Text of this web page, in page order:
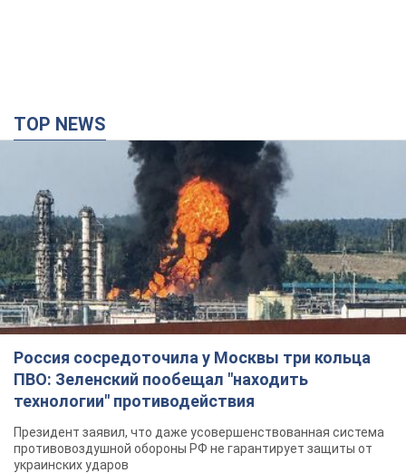
TOP NEWS
Россия сосредоточила у Москвы три кольца
ПВО: Зеленский пообещал "находить
технологии" противодействия
Президент заявил, что даже усовершенствованная система
противовоздушной обороны РФ не гарантирует защиты от
украинских ударов